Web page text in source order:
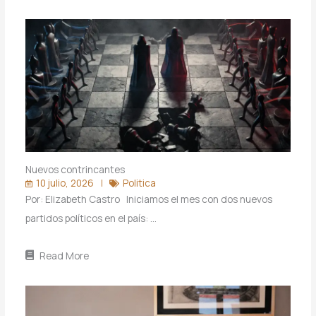
Nuevos contrincantes
10 julio, 2026
Politica
Por: Elizabeth Castro Iniciamos el mes con dos nuevos
partidos políticos en el país: …
Read More